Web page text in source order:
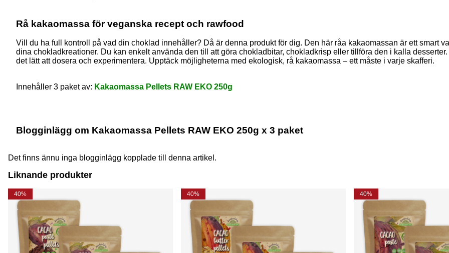
Rå kakaomassa för veganska recept och rawfood
Vill du ha full kontroll på vad din choklad innehåller? Då är denna produkt för dig. Den här råa kakaomassan är ett smart
dina chokladkreationer. Du kan enkelt använda den till att göra chokladbitar, chokladkrisp eller tillföra den i kalla
det lätt att dosera och experimentera. Upptäck möjligheterna med ekologisk, rå kakaomassa – ett måste i varje skafferi.
Innehåller 3 paket av: Kakaomassa Pellets RAW EKO 250g
Blogginlägg om Kakaomassa Pellets RAW EKO 250g x 3 paket
Det finns ännu inga blogginlägg kopplade till denna artikel.
Liknande produkter
40% 40% 40%